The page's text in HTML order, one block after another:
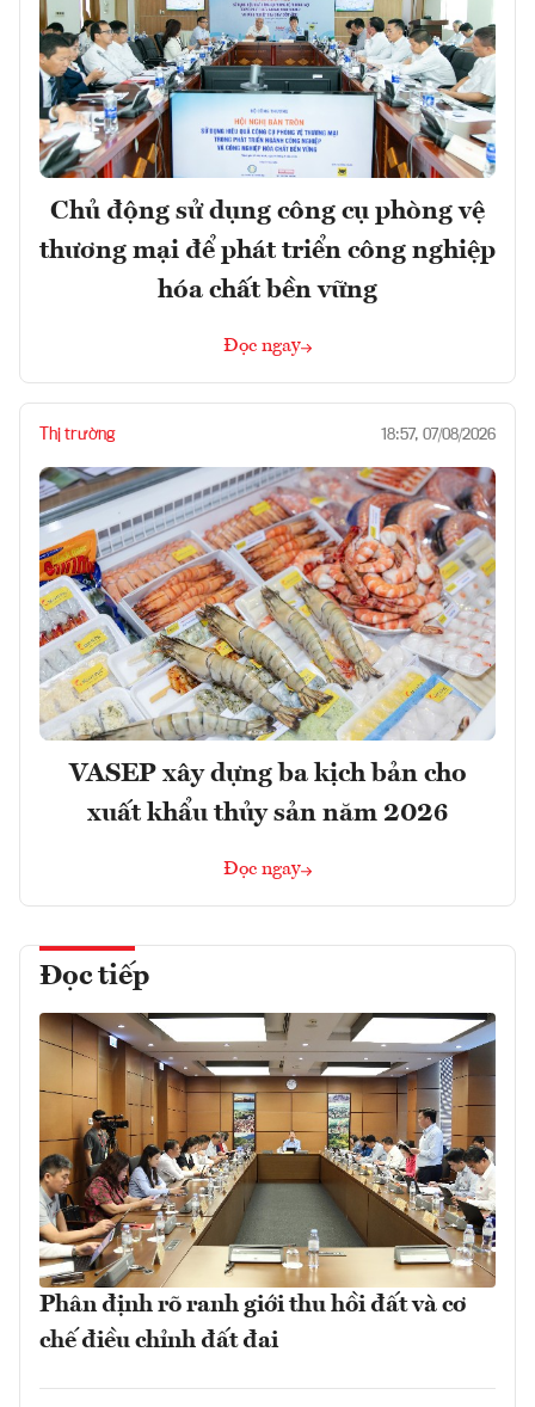
Chủ động sử dụng công cụ phòng vệ
thương mại để phát triển công nghiệp
hóa chất bền vững
Đọc ngay
Thị trường 18:57, 07/08/2026
VASEP xây dựng ba kịch bản cho
xuất khẩu thủy sản năm 2026
Đọc ngay
Đọc tiếp
Phân định rõ ranh giới thu hồi đất và cơ
chế điều chỉnh đất đai